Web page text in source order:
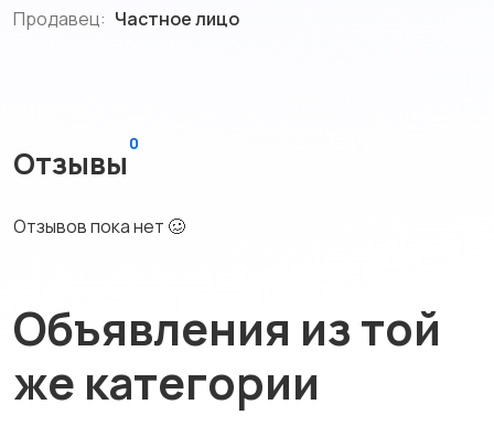
Продавец: Частное лицо
Отзывы
0
Отзывов пока нет 🥴
Объявления из той
же категории